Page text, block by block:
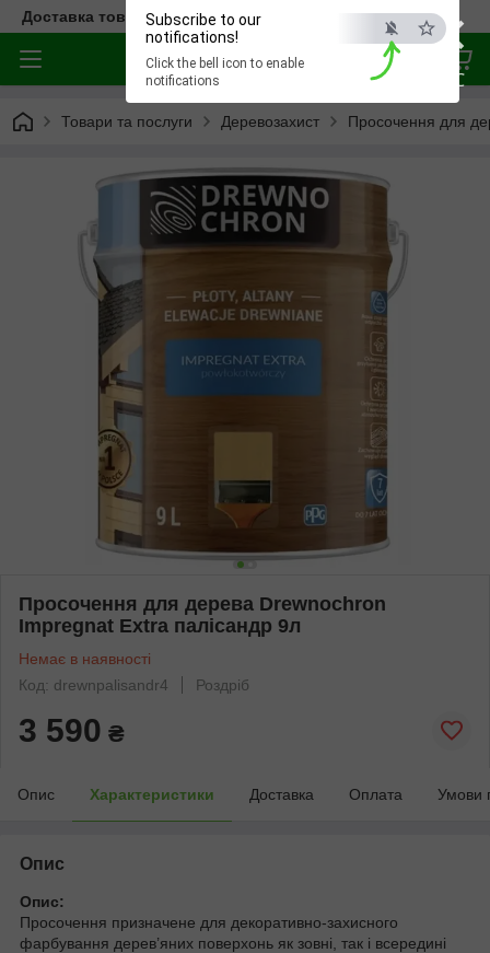
×
ESC
Subscribe to our
notifications!
Click the bell icon to enable
notifications
Доставка товара по всей Украине
Товари та послуги Деревозахист Просочення для
Просочення для дерева Drewnochron
Impregnat Extra палісандр 9л
Немає в наявності
Код: drewnpalisandr4
Роздріб
3 590 ₴
Опис Характеристики Доставка Оплата Умови
Опис
Опис:
Просочення призначене для декоративно-захисного
фарбування дерев’яних поверхонь як зовні, так і всередині